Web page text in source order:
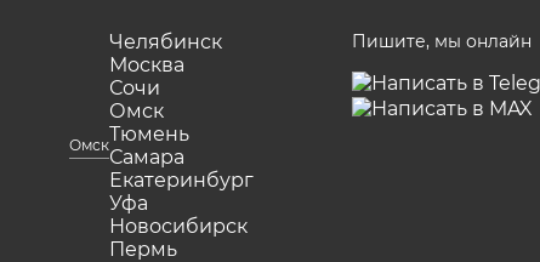
Омск
Челябинск
Москва
Сочи
Омск
Тюмень
Самара
Екатеринбург
Уфа
Новосибирск
Пермь
Пишите, мы онлайн